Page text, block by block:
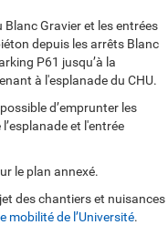
Gravier et les entrées
depuis les arrêts Blanc
P61 jusqu’à la
à l'esplanade du CHU.
d’emprunter les
et l'entrée
le plan annexé.
des chantiers et nuisances
mobilité de l’Université.